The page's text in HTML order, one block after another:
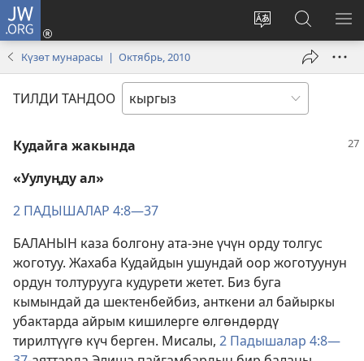
JW.ORG
Башка
тандоо
Кирүү
(жаңы
JW.ORG
сайтынан
издөө
Күзөт мунарасы | Октябрь, 2010
ТИЛДИ ТАНДОО
Кудайга жакында
«Уулуңду ал»
2 ПАДЫШАЛАР 4:8—37
БАЛАНЫН каза болгону ата-эне үчүн орду толгус
жоготуу. Жахаба Кудайдын ушундай оор жоготуунун
ордун толтурууга кудурети жетет. Биз буга
кымындай да шектенбейбиз, анткени ал байыркы
убактарда айрым кишилерге өлгөндөрдү
тирилтүүгө күч берген. Мисалы, 2 Падышалар 4:8—